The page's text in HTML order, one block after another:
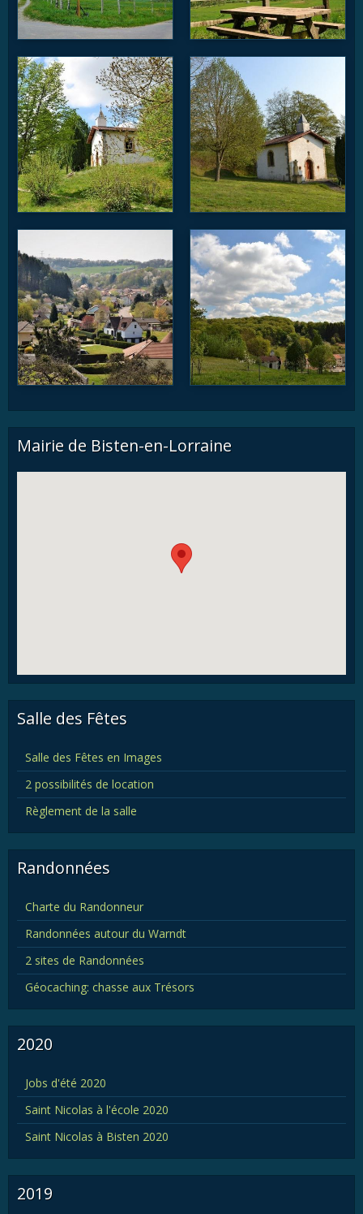
Mairie de Bisten-en-Lorraine
Salle des Fêtes
Salle des Fêtes en Images
2 possibilités de location
Règlement de la salle
Randonnées
Charte du Randonneur
Randonnées autour du Warndt
2 sites de Randonnées
Géocaching: chasse aux Trésors
2020
Jobs d'été 2020
Saint Nicolas à l'école 2020
Saint Nicolas à Bisten 2020
2019